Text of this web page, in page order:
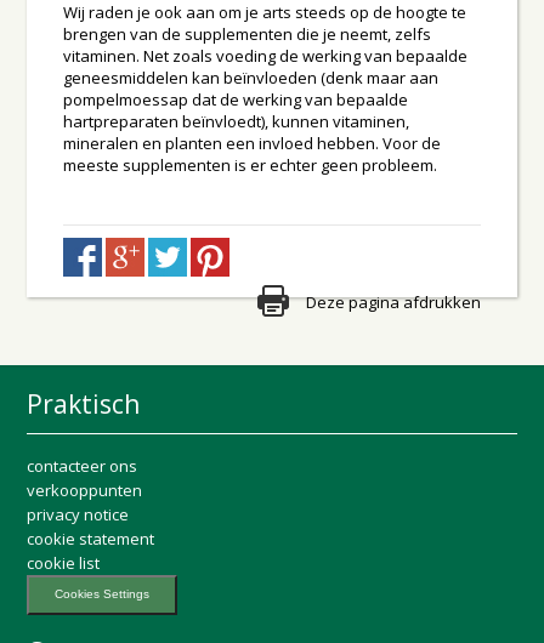
Wij raden je ook aan om je arts steeds op de hoogte te
brengen van de supplementen die je neemt, zelfs
vitaminen. Net zoals voeding de werking van bepaalde
geneesmiddelen kan beïnvloeden (denk maar aan
pompelmoessap dat de werking van bepaalde
hartpreparaten beïnvloedt), kunnen vitaminen,
mineralen en planten een invloed hebben. Voor de
meeste supplementen is er echter geen probleem.
Deze pagina afdrukken
Praktisch
contacteer ons
verkooppunten
privacy notice
cookie statement
cookie list
Cookies Settings